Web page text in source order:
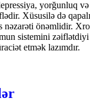
yorğunluq
Xüsusilə də
nəzarəti önəmlidir.
sistemini
etmək lazımdır.